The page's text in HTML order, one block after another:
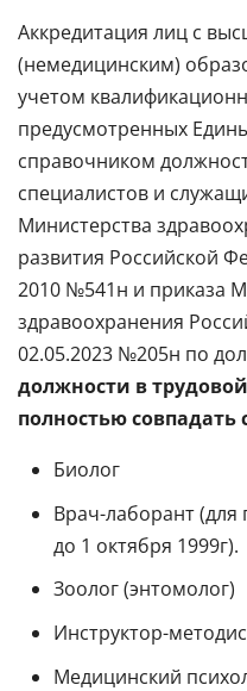
Аккредитация лиц с
(немедицинским)
учетом
предусмотренных
справочником
специалистов и
Министерства
развития Российской
2010 №541н и приказа
здравоохранения
02.05.2023 №205н по
должности в трудовой
полностью
Биолог
Врач-лаборант (для
до 1 октября 1999г).
Зоолог (энтомолог)
Инструктор-
Медицинский